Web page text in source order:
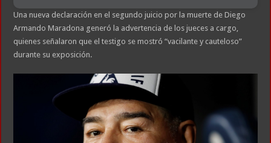
Una nueva declaración en el segundo juicio por la muerte de Diego
Armando Maradona generó la advertencia de los jueces a cargo,
quienes señalaron que el testigo se mostró “vacilante y cauteloso”
durante su exposición.